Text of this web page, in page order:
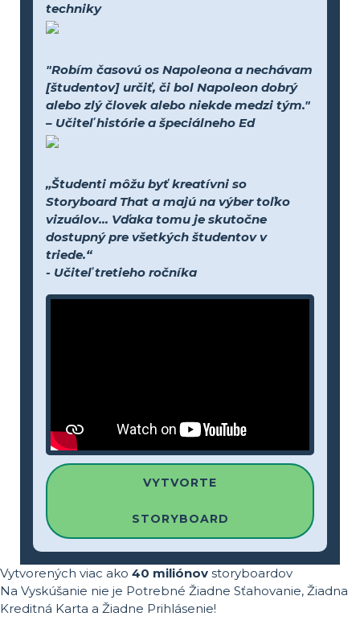
techniky
"Robím časovú os Napoleona a nechávam
[študentov] určiť, či bol Napoleon dobrý
alebo zlý človek alebo niekde medzi tým."
– Učiteľ histórie a špeciálneho Ed
„Študenti môžu byť kreatívni so
Storyboard That a majú na výber toľko
vizuálov... Vďaka tomu je skutočne
dostupný pre všetkých študentov v
triede.“
- Učiteľ tretieho ročníka
VYTVORTE
STORYBOARD
Vytvorených viac ako 40 miliónov storyboardov
Na Vyskúšanie nie je Potrebné Žiadne Sťahovanie, Žiadna
Kreditná Karta a Žiadne Prihlásenie!